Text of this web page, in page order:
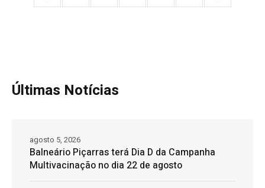
Últimas Notícias
Balneário Piçarras terá Dia D da Campanha
Multivacinação no dia 22 de agosto
agosto 5, 2026